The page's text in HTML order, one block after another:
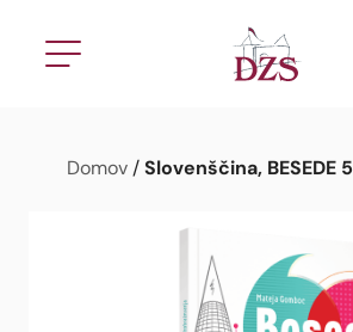
Domov / Slovenščina, BESEDE 5